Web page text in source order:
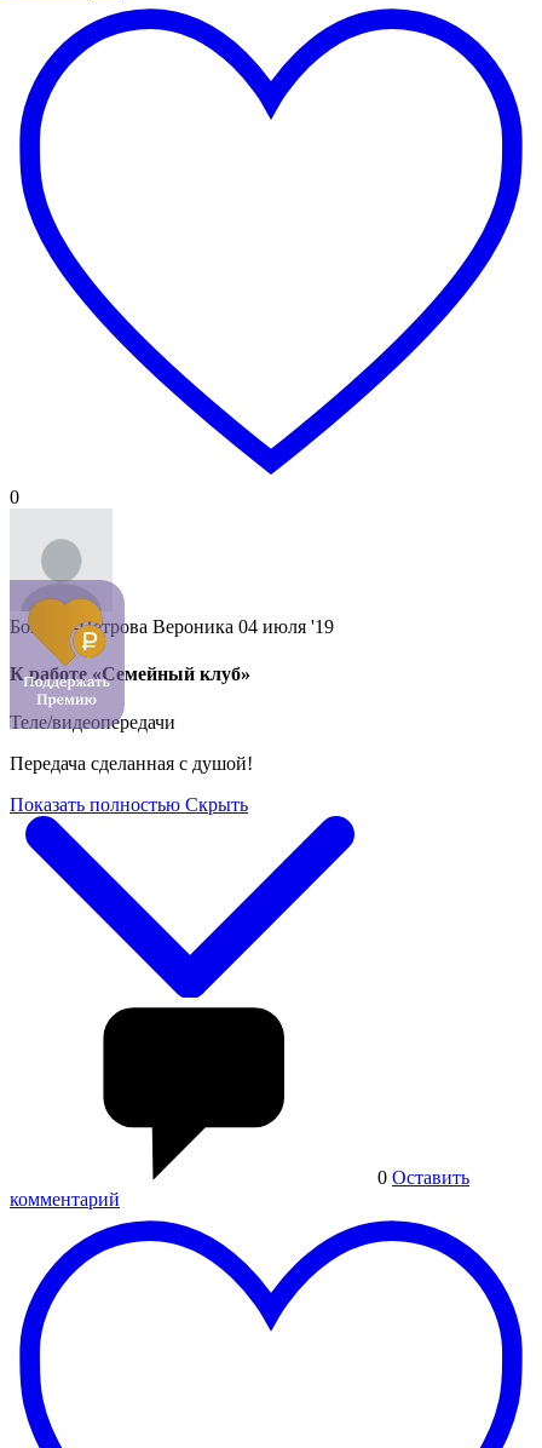
0
Боцман-Петрова Вероника 04 июля '19
К работе «Семейный клуб»
Теле/видеопередачи
Передача сделанная с душой!
Показать полностью Скрыть
0 Оставить
комментарий